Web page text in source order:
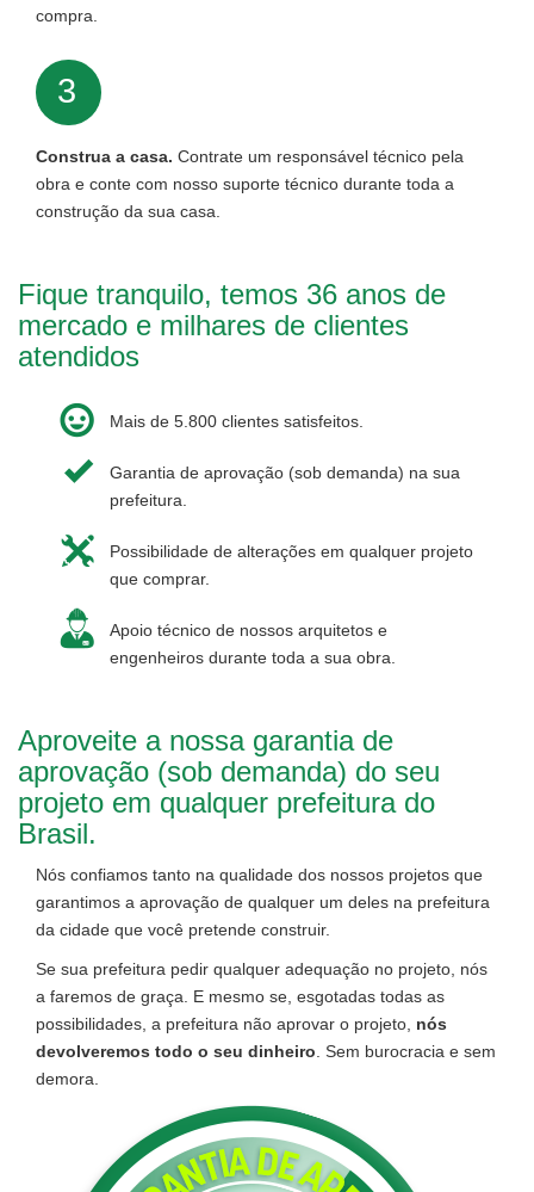
compra.
3
Construa a casa. Contrate um responsável técnico pela
obra e conte com nosso suporte técnico durante toda a
construção da sua casa.
Fique tranquilo, temos 36 anos de
mercado e milhares de clientes
atendidos
Mais de 5.800 clientes satisfeitos.
Garantia de aprovação (sob demanda) na sua
prefeitura.
Possibilidade de alterações em qualquer projeto
que comprar.
Apoio técnico de nossos arquitetos e
engenheiros durante toda a sua obra.
Aproveite a nossa garantia de
aprovação (sob demanda) do seu
projeto em qualquer prefeitura do
Brasil.
Nós confiamos tanto na qualidade dos nossos projetos que
garantimos a aprovação de qualquer um deles na prefeitura
da cidade que você pretende construir.
Se sua prefeitura pedir qualquer adequação no projeto, nós
a faremos de graça. E mesmo se, esgotadas todas as
possibilidades, a prefeitura não aprovar o projeto, nós
devolveremos todo o seu dinheiro. Sem burocracia e sem
demora.